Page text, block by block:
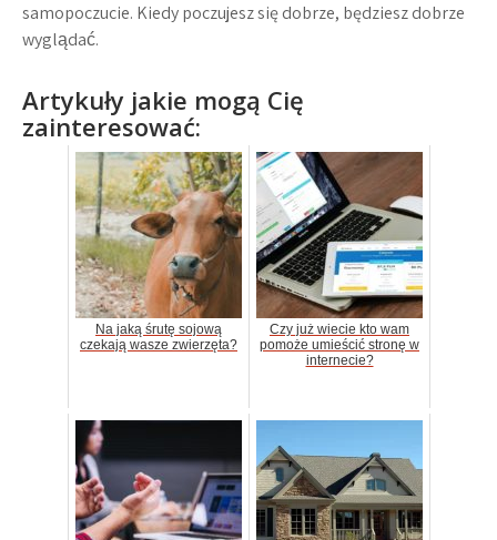
samopoczucie. Kiedy poczujesz się dobrze, będziesz dobrze
wyglądać.
Artykuły jakie mogą Cię
zainteresować:
Na jaką śrutę sojową
czekają wasze zwierzęta?
Czy już wiecie kto wam
pomoże umieścić stronę w
internecie?